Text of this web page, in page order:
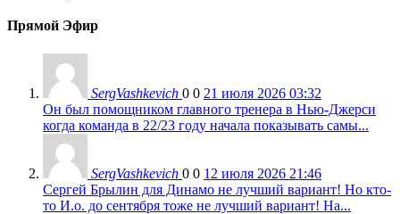
Прямой Эфир
SergVashkevich 0 0 21 июля 2026 03:32
Он был помощником главного тренера в Нью-Джерси
когда команда в 22/23 году начала показывать самы...
SergVashkevich 0 0 12 июля 2026 21:46
Сергей Брылин для Динамо не лучший вариант! Но кто-
то И.о. до сентября тоже не лучший вариант! На...